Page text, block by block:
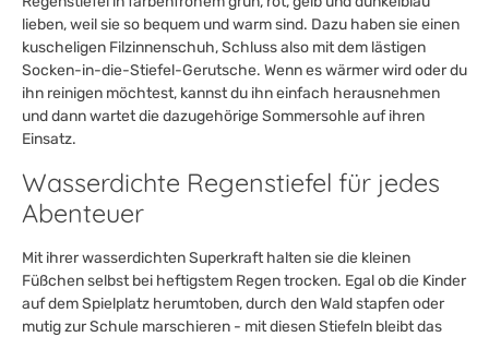
lieben, weil sie so bequem und warm sind. Dazu haben sie einen
kuscheligen Filzinnenschuh, Schluss also mit dem lästigen
Socken-in-die-Stiefel-Gerutsche. Wenn es wärmer wird oder du
ihn reinigen möchtest, kannst du ihn einfach herausnehmen
und dann wartet die dazugehörige Sommersohle auf ihren
Einsatz.
Wasserdichte Regenstiefel für jedes
Abenteuer
Mit ihrer wasserdichten Superkraft halten sie die kleinen
Füßchen selbst bei heftigstem Regen trocken. Egal ob die Kinder
auf dem Spielplatz herumtoben, durch den Wald stapfen oder
mutig zur Schule marschieren - mit diesen Stiefeln bleibt das